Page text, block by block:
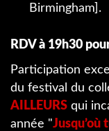
Birmingham].
RDV à 19h30
Participation
du festival du
AILLEURS qui
année "Jusqu’où